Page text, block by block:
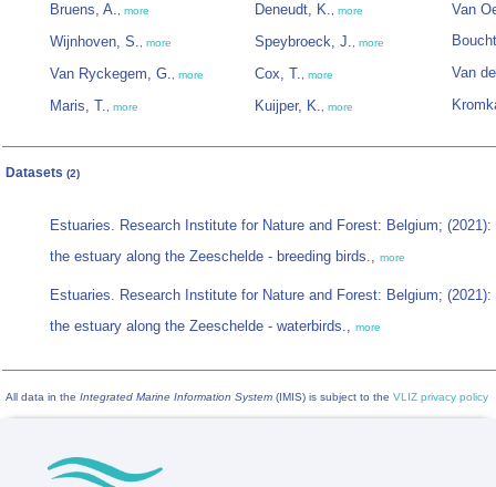
Bruens, A., more
Wijnhoven, S., more
Van Ryckegem, G., more
Maris, T., more
Deneudt, K., more
Speybroeck, J., more
Cox, T., more
Kuijper, K., more
Van
Van
Datasets (2)
Estuaries. Research Institute for Nature and Forest: Belgium;
the estuary along the Zeeschelde - breeding birds., more
Estuaries. Research Institute for Nature and Forest: Belgium;
the estuary along the Zeeschelde - waterbirds., more
All data in the Integrated Marine Information System (IMIS) is subject to the VLIZ privacy policy